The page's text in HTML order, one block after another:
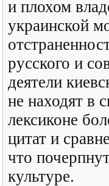
и плохом
украинской
русского и
деятели
не находят в
лексиконе
цитат и
что
культуре.